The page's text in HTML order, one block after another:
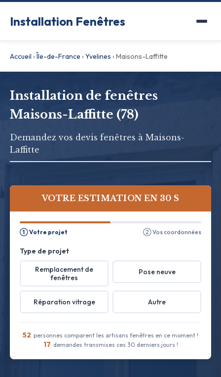
Installation Fenêtres
Accueil ›Île-de-France ›Yvelines ›Maisons-Laffitte
Installation de fenêtres
Maisons-Laffitte (78)
Demandez vos devis fenêtres à Maisons-
Laffitte
VOTRE ESTIMATION EN 30 S
① Votre projet ② Vos coordonnées
Type de projet
Remplacement de
fenêtres
Pose neuve
Réparation vitrage Autre
52 personnes comparent les artisans fenêtres en ce moment !
17 demandes transmises ces 30 derniers jours !